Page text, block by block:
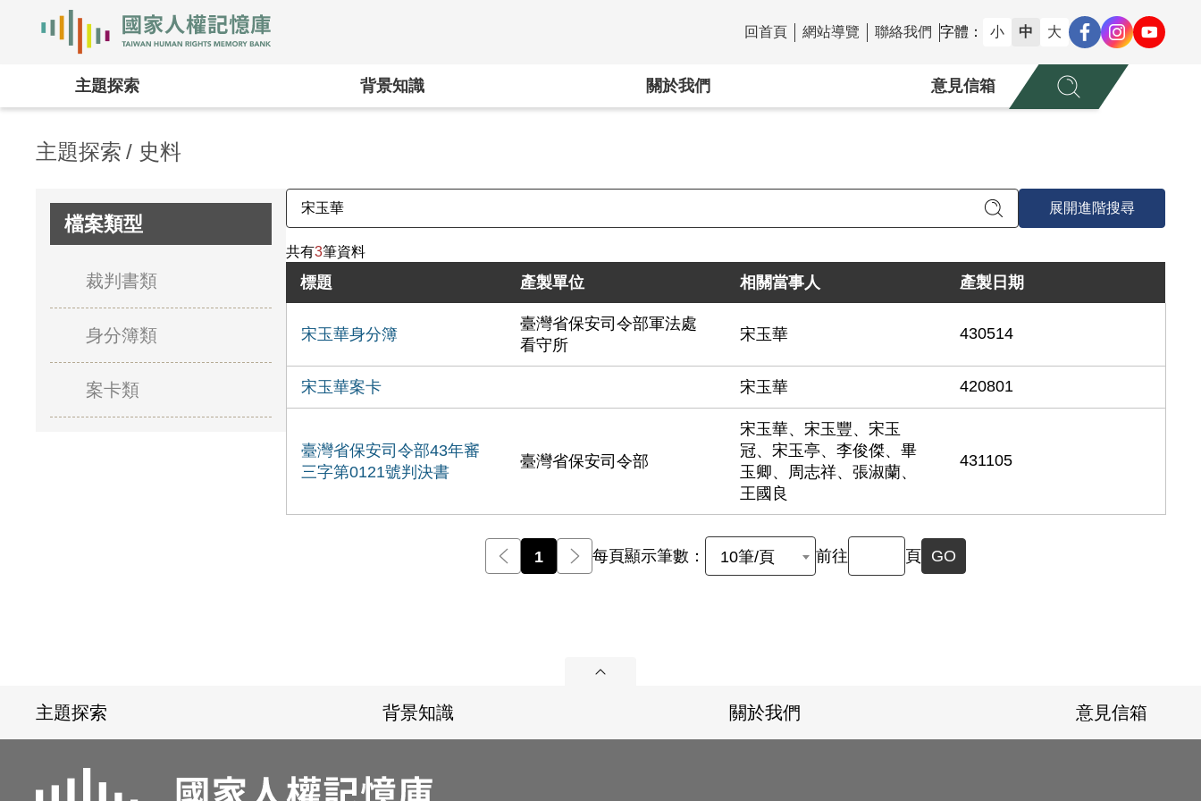
:::
回首頁 網站導覽 聯絡我們 字體： 小 中 大
主題探索 背景知識 關於我們 意見信箱
主題探索 史料
檔案類型
裁判書類
身分簿類
案卡類
展開進階搜尋
共有3筆資料
標題 產製單位 相關當事人 產製日期
宋玉華身分簿
臺灣省保安司令部軍法處
看守所
宋玉華 430514
宋玉華案卡 宋玉華 420801
臺灣省保安司令部43年審
三字第0121號判決書
臺灣省保安司令部
宋玉華、宋玉豐、宋玉
冠、宋玉亭、李俊傑、畢
玉卿、周志祥、張淑蘭、
王國良
431105
前一頁
1 後一頁
每頁顯示筆數： 10筆/頁 前往 頁 GO
主題探索 背景知識 關於我們 意見信箱